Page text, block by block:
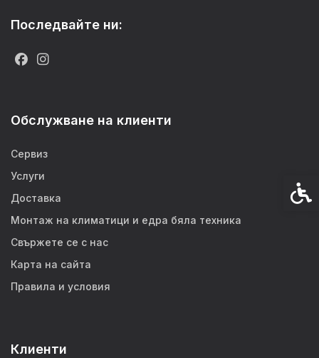
Последвайте ни:
Обслужване на клиенти
Сервиз
Услуги
Доставка
Монтаж на климатици и едра бяла техника
Свържете се с нас
Карта на сайта
Правила и условия
Клиенти